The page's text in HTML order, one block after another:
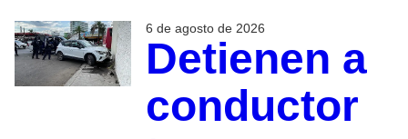
6 de agosto de 2026
Detienen a
conductor